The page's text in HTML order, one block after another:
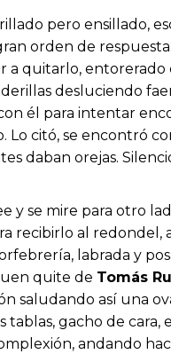
pero ensillado,
orden de
quitarlo,
desluciendo
él para intentar
citó, se encontró
daban orejas.
se mire para otro
recibirlo al redondel,
labrada y
quite de Tomás
saludando así una
gacho de
andando